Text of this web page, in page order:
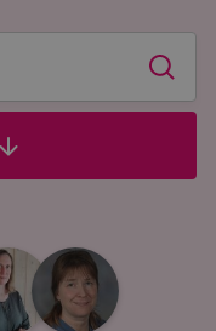
Sök
|
Yvette
Andersson